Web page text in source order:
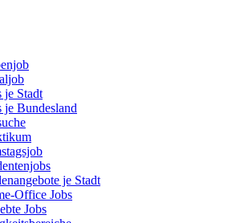
je Stadt
je Bundesland
je Stadt
Office Jobs
Jobs